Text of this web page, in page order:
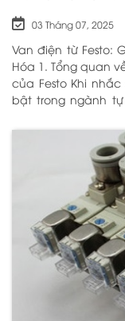
03 Tháng 07, 2025
Van điện từ Festo:
Hóa 1. Tổng quan về van điện từ Festo 1.1. Lịch sử phát triển
của Festo Khi nhắc đến van điện từ, một cái tên luôn nổi
bật trong ngành